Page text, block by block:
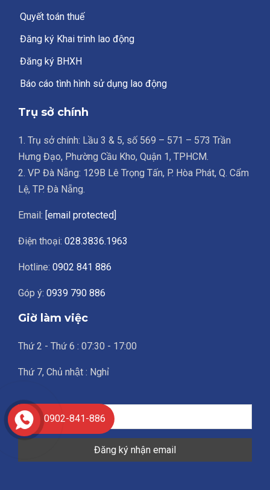
Quyết toán thuế
Đăng ký Khai trình lao động
Đăng ký BHXH
Báo cáo tình hình sử dụng lao động
Trụ sở chính
1. Trụ sở chính: Lầu 3 & 5, số 569 – 571 – 573 Trần
Hưng Đạo, Phường Cầu Kho, Quận 1, TPHCM.
2. VP Đà Nẵng: 129B Lê Trọng Tấn, P. Hòa Phát, Q. Cẩm
Lệ, TP. Đà Nẵng.
Email: [email protected]
Điện thoại: 028.3836.1963
Hotline: 0902 841 886
Góp ý: 0939 790 886
Giờ làm việc
Thứ 2 - Thứ 6 : 07:30 - 17:00
Thứ 7, Chủ nhật : Nghỉ
0902-841-886